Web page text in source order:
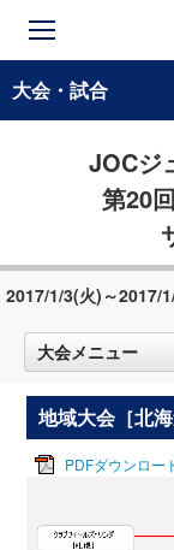
大会・試合
JOCジ
第20
2017/1/3(火)～2017/
大会メニュー
地域大会［北
PDFダウンロー